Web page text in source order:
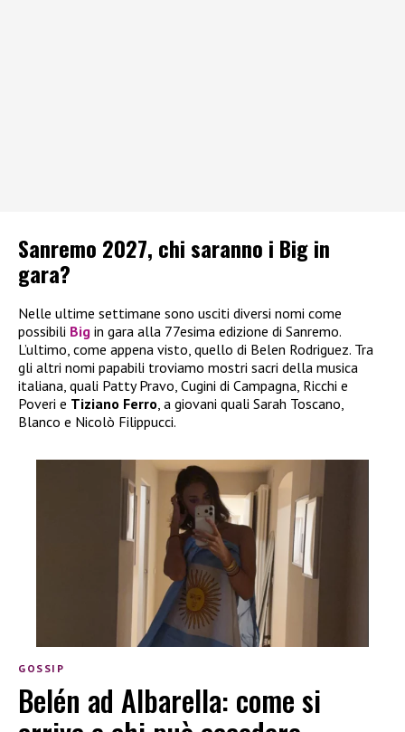
Sanremo 2027, chi saranno i Big in
gara?
Nelle ultime settimane sono usciti diversi nomi come
possibili Big in gara alla 77esima edizione di Sanremo.
L’ultimo, come appena visto, quello di Belen Rodriguez. Tra
gli altri nomi papabili troviamo mostri sacri della musica
italiana, quali Patty Pravo, Cugini di Campagna, Ricchi e
Poveri e Tiziano Ferro, a giovani quali Sarah Toscano,
Blanco e Nicolò Filippucci.
GOSSIP
Belén ad Albarella: come si